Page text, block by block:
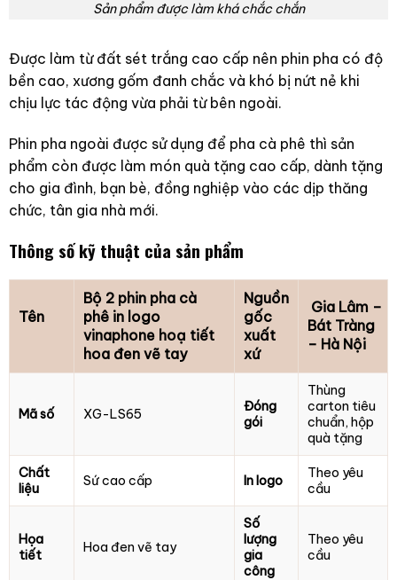
Sản phẩm được làm khá chắc chắn
Được làm từ đất sét trắng cao cấp nên phin pha có độ
bền cao, xương gốm đanh chắc và khó bị nứt nẻ khi
chịu lực tác động vừa phải từ bên ngoài.
Phin pha ngoài được sử dụng để pha cà phê thì sản
phẩm còn được làm món quà tặng cao cấp, dành tặng
cho gia đình, bạn bè, đồng nghiệp vào các dịp thăng
chức, tân gia nhà mới.
Thông số kỹ thuật của sản phẩm
Tên
Bộ 2 phin pha cà
phê in logo
vinaphone hoạ tiết
hoa đen vẽ tay
Nguồn
gốc
xuất
xứ
Gia Lâm –
Bát Tràng
– Hà Nội
Mã số XG-LS65
Đóng
gói
Thùng
carton tiêu
chuẩn, hộp
quà tặng
Chất
liệu
Sứ cao cấp In logo
Theo yêu
cầu
Họa
tiết
Hoa đen vẽ tay
Số
lượng
gia
công
Theo yêu
cầu